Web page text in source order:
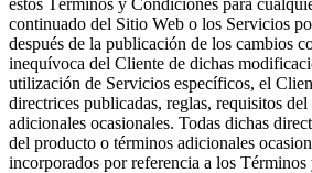
continuado del Sitio Web o los Servicios
después de la publicación de los cambios
inequívoca del Cliente de dichas
utilización de Servicios específicos, el
directrices publicadas, reglas, requisitos
adicionales ocasionales. Todas dichas
del producto o términos adicionales
incorporados por referencia a los